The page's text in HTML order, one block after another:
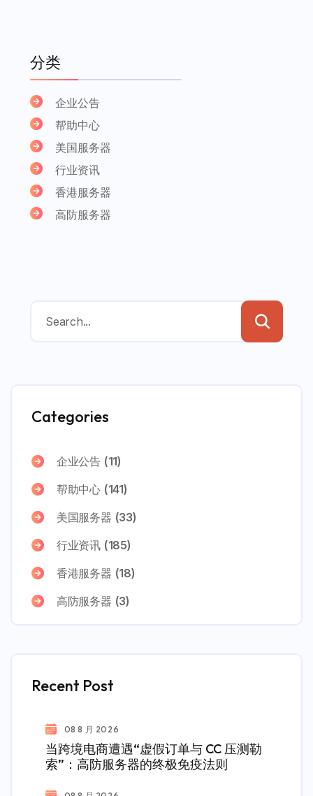
分类
企业公告
帮助中心
美国服务器
行业资讯
香港服务器
高防服务器
Categories
企业公告 (11)
帮助中心 (141)
美国服务器 (33)
行业资讯 (185)
香港服务器 (18)
高防服务器 (3)
Recent Post
08 8 月 2026
当跨境电商遭遇“虚假订单与 CC 压测勒
索”：高防服务器的终极免疫法则